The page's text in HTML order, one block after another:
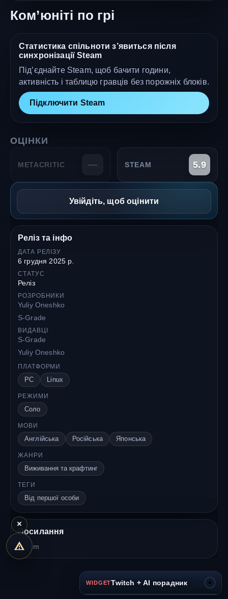
Ком’юніті по грі
Статистика спільноти з’явиться після
синхронізації Steam
Під’єднайте Steam, щоб бачити години,
активність і таблицю гравців без порожніх блоків.
Підключити Steam
ОЦІНКИ
METACRITIC — STEAM 5.9
Увійдіть, щоб оцінити
Реліз та інфо
ДАТА РЕЛІЗУ
6 грудня 2025 р.
СТАТУС
Реліз
РОЗРОБНИКИ
Yuliy Oneshko
S-Grade
ВИДАВЦІ
S-Grade
Yuliy Oneshko
ПЛАТФОРМИ
PC Linux
РЕЖИМИ
Соло
МОВИ
Англійська Російська Японська
ЖАНРИ
Виживання та крафтинг
ТЕГИ
Від першої особи
Посилання
Steam
WIDGETTwitch + AI порадник ▾
×